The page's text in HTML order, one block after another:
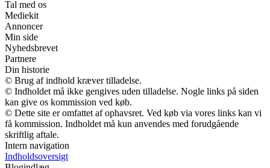
Tal med os
Mediekit
Annoncer
Min side
Nyhedsbrevet
Partnere
Din historie
© Brug af indhold kræver tilladelse.
© Indholdet må ikke gengives uden tilladelse. Nogle links på siden
kan give os kommission ved køb.
© Dette site er omfattet af ophavsret. Ved køb via vores links kan vi
få kommission. Indholdet må kun anvendes med forudgående
skriftlig aftale.
Intern navigation
Indholdsoversigt